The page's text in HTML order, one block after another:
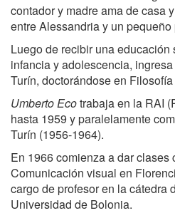
contador y madre ama de casa
entre Alessandria y un
Luego de recibir una educación
infancia y adolescencia,
Turín, doctorándose en
Umberto Ecotrabaja en la RAI
hasta 1959 y paralelamente
Turín (1956-1964).
En 1966 comienza a dar clases
Comunicación visual en
cargo de profesor en la cátedra
Universidad de Bolonia.